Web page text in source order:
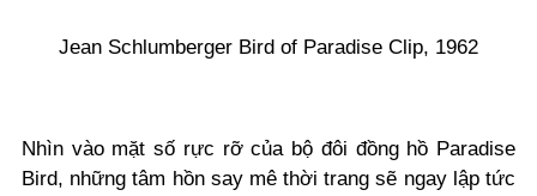
Jean Schlumberger Bird of Paradise Clip, 1962
Nhìn vào mặt số rực rỡ của bộ đôi đồng hồ Paradise
Bird, những tâm hồn say mê thời trang sẽ ngay lập tức